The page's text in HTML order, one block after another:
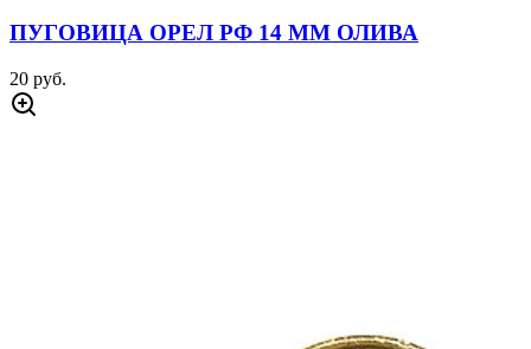
ПУГОВИЦА ОРЕЛ РФ 14 ММ ОЛИВА
20 руб.